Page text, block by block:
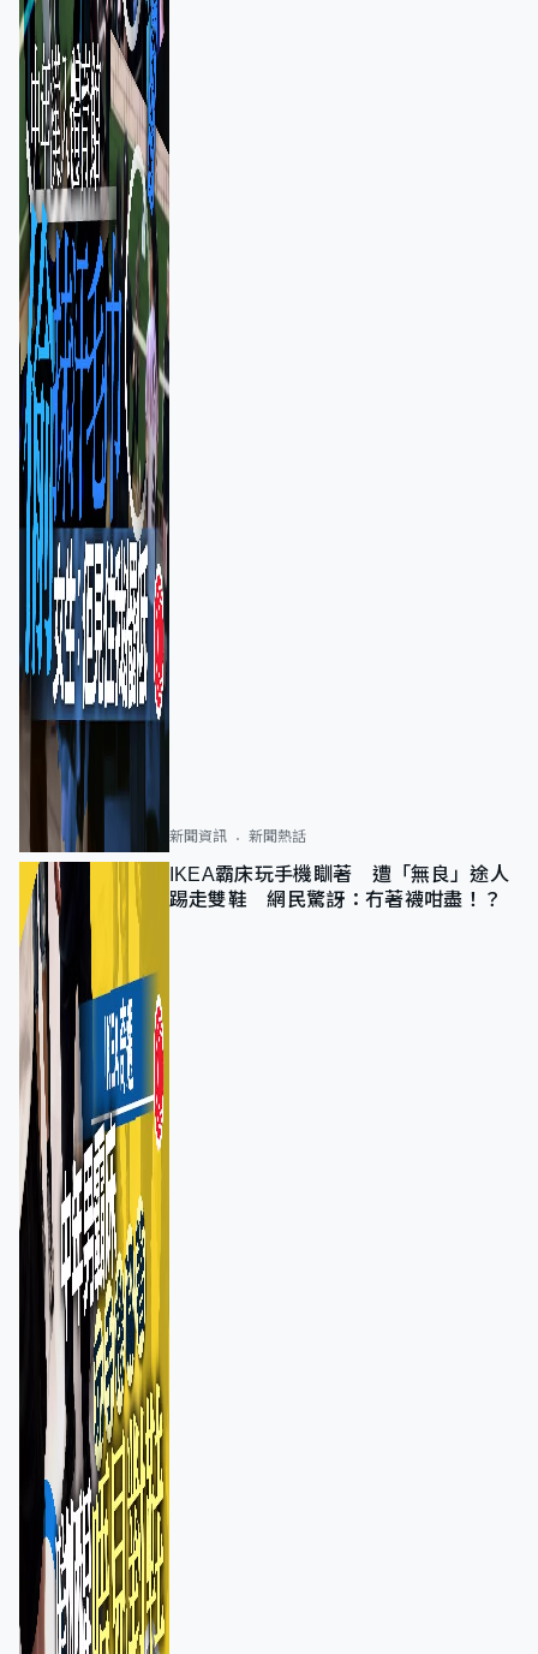
新聞資訊 新聞熱話
IKEA霸床玩手機瞓著 遭「無良」途人
踢走雙鞋 網民驚訝：冇著襪咁盡！？